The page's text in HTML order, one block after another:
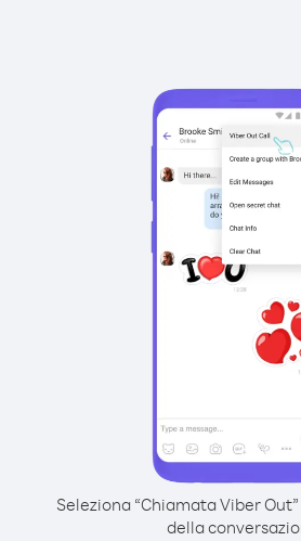
Seleziona “Chiamata Viber
della